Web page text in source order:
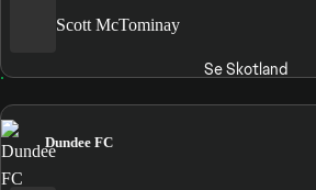
Scott McTominay
Se Skotland
Dundee FC